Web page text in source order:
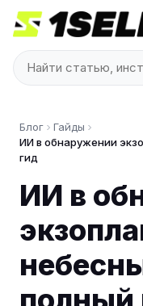
Блог
Гайды
ИИ в обнаружении
гид
ИИ в